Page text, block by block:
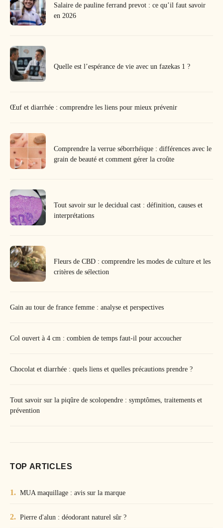
Salaire de pauline ferrand prevot : ce qu’il faut savoir
en 2026
Quelle est l’espérance de vie avec un fazekas 1 ?
Œuf et diarrhée : comprendre les liens pour mieux prévenir
Comprendre la verrue séborrhéique : différences avec le
grain de beauté et comment gérer la croûte
Tout savoir sur le decidual cast : définition, causes et
interprétations
Fleurs de CBD : comprendre les modes de culture et les
critères de sélection
Gain au tour de france femme : analyse et perspectives
Col ouvert à 4 cm : combien de temps faut-il pour accoucher
Chocolat et diarrhée : quels liens et quelles précautions prendre ?
Tout savoir sur la piqûre de scolopendre : symptômes, traitements et
prévention
TOP ARTICLES
MUA maquillage : avis sur la marque
Pierre d'alun : déodorant naturel sûr ?